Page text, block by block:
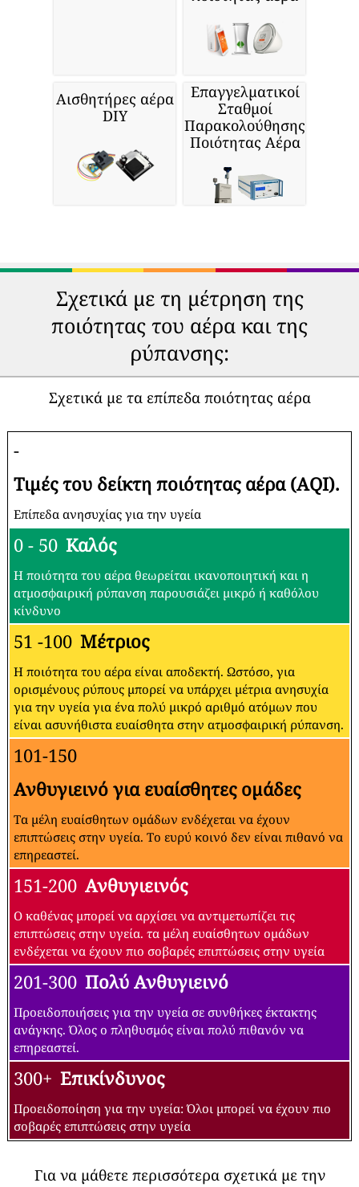
Αισθητήρες αέρα
DIY
Επαγγελματικοί
Σταθμοί
Παρακολούθησης
Ποιότητας Αέρα
Σχετικά με τη μέτρηση της
ποιότητας του αέρα και της
ρύπανσης:
Σχετικά με τα επίπεδα ποιότητας αέρα
-
Τιμές του δείκτη ποιότητας αέρα (AQI).
Επίπεδα ανησυχίας για την υγεία
0 - 50 Καλός
Η ποιότητα του αέρα θεωρείται ικανοποιητική και η
ατμοσφαιρική ρύπανση παρουσιάζει μικρό ή καθόλου
κίνδυνο
51 -100 Μέτριος
Η ποιότητα του αέρα είναι αποδεκτή. Ωστόσο, για
ορισμένους ρύπους μπορεί να υπάρχει μέτρια ανησυχία
για την υγεία για ένα πολύ μικρό αριθμό ατόμων που
είναι ασυνήθιστα ευαίσθητα στην ατμοσφαιρική ρύπανση.
101-150
Ανθυγιεινό για ευαίσθητες ομάδες
Τα μέλη ευαίσθητων ομάδων ενδέχεται να έχουν
επιπτώσεις στην υγεία. Το ευρύ κοινό δεν είναι πιθανό να
επηρεαστεί.
151-200 Ανθυγιεινός
Ο καθένας μπορεί να αρχίσει να αντιμετωπίζει τις
επιπτώσεις στην υγεία. τα μέλη ευαίσθητων ομάδων
ενδέχεται να έχουν πιο σοβαρές επιπτώσεις στην υγεία
201-300 Πολύ Ανθυγιεινό
Προειδοποιήσεις για την υγεία σε συνθήκες έκτακτης
ανάγκης. Όλος ο πληθυσμός είναι πολύ πιθανόν να
επηρεαστεί.
300+ Επικίνδυνος
Προειδοποίηση για την υγεία: Όλοι μπορεί να έχουν πιο
σοβαρές επιπτώσεις στην υγεία
Για να μάθετε περισσότερα σχετικά με την